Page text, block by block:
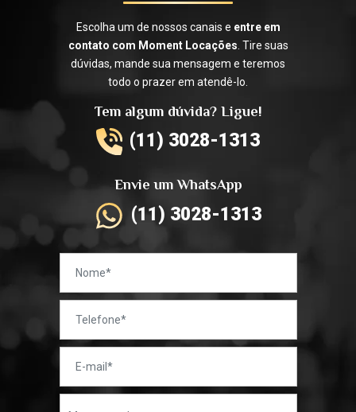
Escolha um de nossos canais e entre em
contato com Moment Locações . Tire suas
dúvidas, mande sua mensagem e teremos
todo o prazer em atendê-lo.
Tem algum dúvida? Ligue!
(11) 3028-1313
Envie um WhatsApp
(11) 3028-1313